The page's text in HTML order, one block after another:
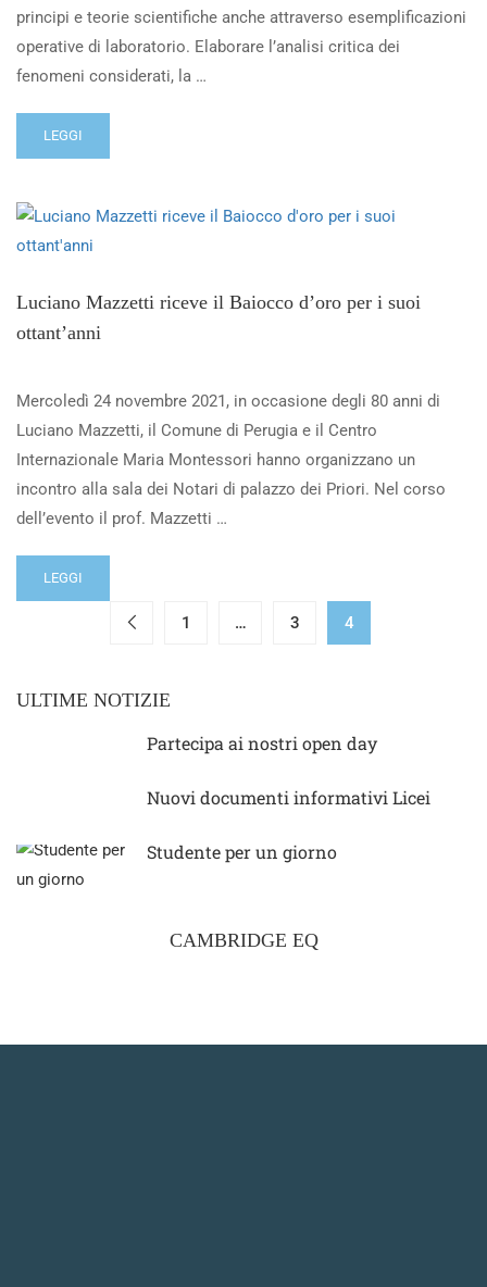
principi e teorie scientifiche anche attraverso esemplificazioni
operative di laboratorio. Elaborare l’analisi critica dei
fenomeni considerati, la …
LEGGI
Luciano Mazzetti riceve il Baiocco d’oro per i suoi
ottant’anni
Mercoledì 24 novembre 2021, in occasione degli 80 anni di
Luciano Mazzetti, il Comune di Perugia e il Centro
Internazionale Maria Montessori hanno organizzano un
incontro alla sala dei Notari di palazzo dei Priori. Nel corso
dell’evento il prof. Mazzetti …
LEGGI
1 … 3 4
ULTIME NOTIZIE
Partecipa ai nostri open day
Nuovi documenti informativi Licei
Studente per un giorno
CAMBRIDGE EQ